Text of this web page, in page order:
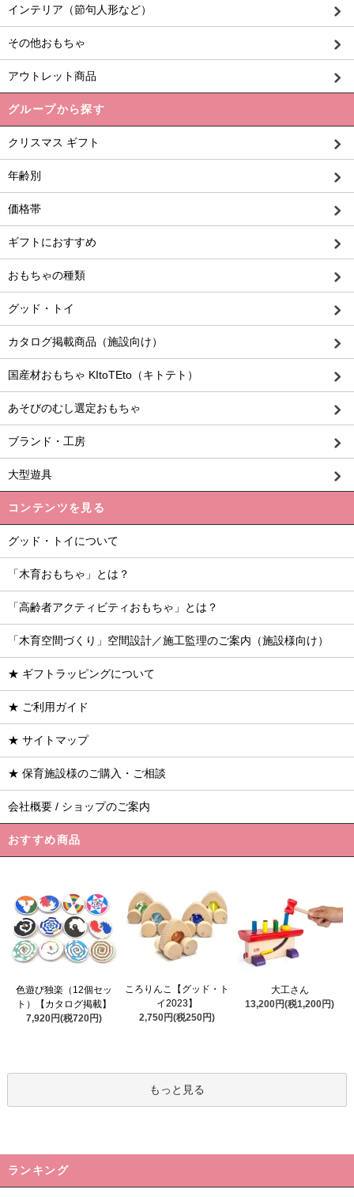
インテリア（節句人形など）
その他おもちゃ
アウトレット商品
グループから探す
クリスマス ギフト
年齢別
価格帯
ギフトにおすすめ
おもちゃの種類
グッド・トイ
カタログ掲載商品（施設向け）
国産材おもちゃ KItoTEto（キトテト）
あそびのむし選定おもちゃ
ブランド・工房
大型遊具
コンテンツを見る
グッド・トイについて
「木育おもちゃ」とは？
「高齢者アクティビティおもちゃ」とは？
「木育空間づくり」空間設計／施工監理のご案内（施設様向け）
★ ギフトラッピングについて
★ ご利用ガイド
★ サイトマップ
★ 保育施設様のご購入・ご相談
会社概要 / ショップのご案内
おすすめ商品
色遊び独楽（12個セッ
ト）【カタログ掲載】
7,920円(税720円)
ころりんこ【グッド・ト
イ2023】
2,750円(税250円)
大工さん
13,200円(税1,200円)
もっと見る
ランキング